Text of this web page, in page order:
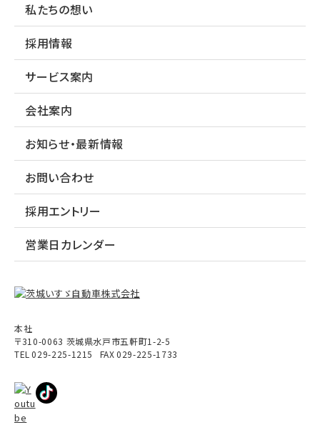
本社
〒310-0063 茨城県水戸市五軒町1-2-5
TEL029-225-1215 FAX029-225-1733
私たちの想い
採用情報
サービス案内
会社案内
お知らせ・最新情報
お問い合わせ
採用エントリー
営業日カレンダー